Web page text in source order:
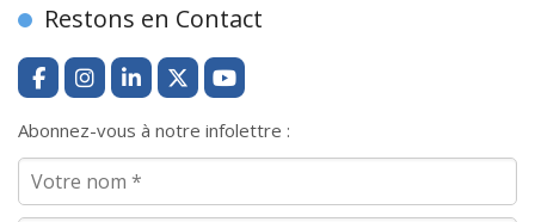
Restons en Contact
Abonnez-vous à notre infolettre :